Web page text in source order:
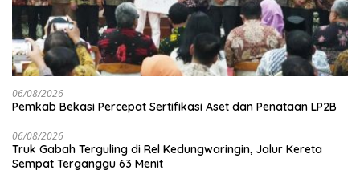
06/08/2026
Pemkab Bekasi Percepat Sertifikasi Aset dan Penataan LP2B
06/08/2026
Truk Gabah Terguling di Rel Kedungwaringin, Jalur Kereta
Sempat Terganggu 63 Menit